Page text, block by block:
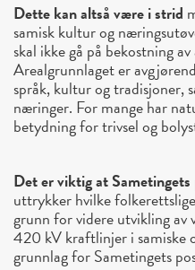
Dette kan altså være i strid
samisk kultur og
skal ikke gå på bekostning
Arealgrunnlaget er
språk, kultur og tradisjoner,
næringer. For mange har
betydning for trivsel og
Det er viktig at Sametingets
uttrykker hvilke
grunn for videre utvikling av
420 kV kraftlinjer i samiske
grunnlag for Sametingets